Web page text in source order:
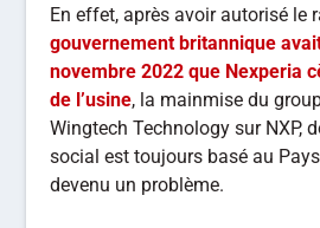
En effet, après avoir autorisé le
gouvernement britannique
novembre 2022 que Nexperia
de l’usine, la mainmise du
Wingtech Technology sur NXP,
social est toujours basé au
devenu un problème.